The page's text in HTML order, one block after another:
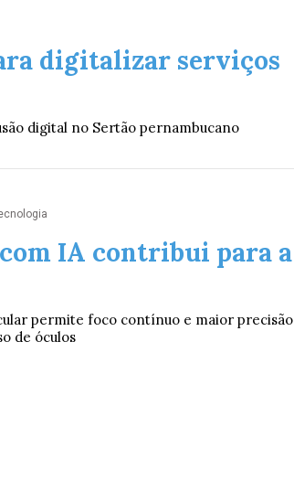
digitalizar serviços
digital no Sertão pernambucano
IA contribui para a
permite foco contínuo e maior precisão
de óculos